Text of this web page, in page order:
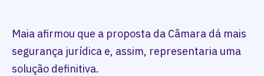
Maia afirmou que a proposta da Câmara dá mais
segurança jurídica e, assim, representaria uma
solução definitiva.